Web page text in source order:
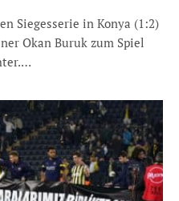
Siegesserie in Konya (1:2)
Okan Buruk zum Spiel